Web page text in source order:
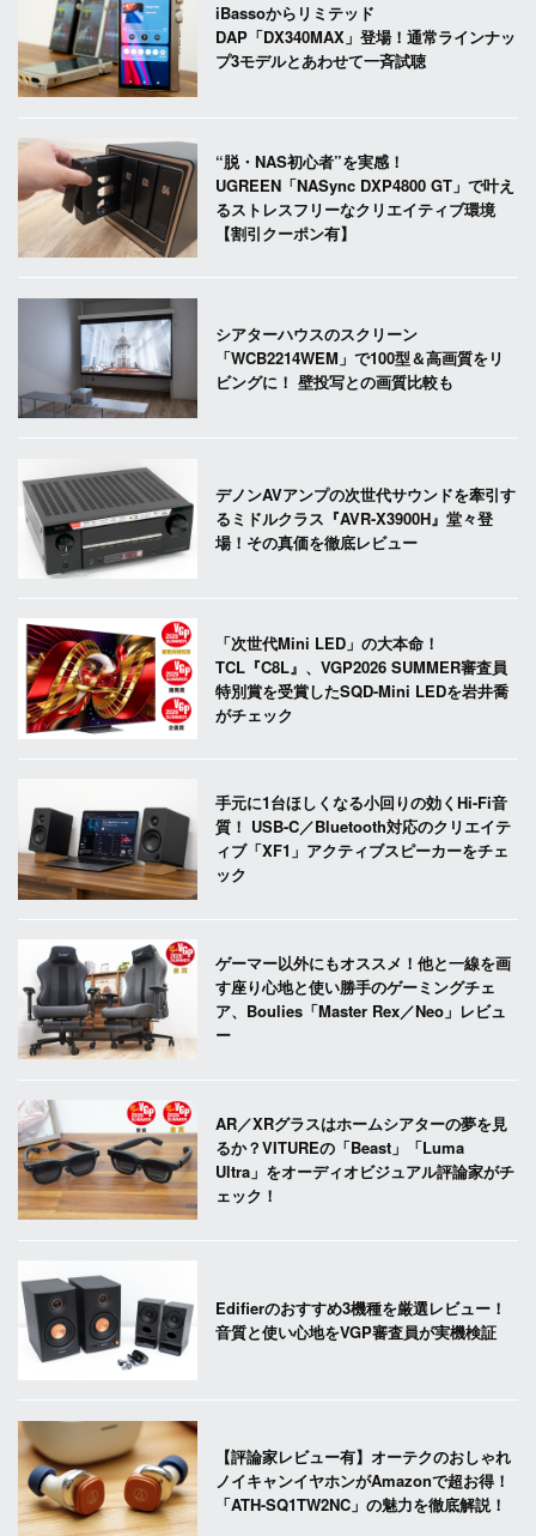
iBassoからリミテッド
DAP「DX340MAX」登場！通常ラインナッ
プ3モデルとあわせて一斉試聴
“脱・NAS初心者”を実感！
UGREEN「NASync DXP4800 GT」で叶え
るストレスフリーなクリエイティブ環境
【割引クーポン有】
シアターハウスのスクリーン
「WCB2214WEM」で100型＆高画質をリ
ビングに！ 壁投写との画質比較も
デノンAVアンプの次世代サウンドを牽引す
るミドルクラス『AVR-X3900H』堂々登
場！その真価を徹底レビュー
「次世代Mini LED」の大本命！
TCL『C8L』、VGP2026 SUMMER審査員
特別賞を受賞したSQD-Mini LEDを岩井喬
がチェック
手元に1台ほしくなる小回りの効くHi-Fi音
質！ USB-C／Bluetooth対応のクリエイテ
ィブ「XF1」アクティブスピーカーをチェ
ック
ゲーマー以外にもオススメ！他と一線を画
す座り心地と使い勝手のゲーミングチェ
ア、Boulies「Master Rex／Neo」レビュ
ー
AR／XRグラスはホームシアターの夢を見
るか？VITUREの「Beast」「Luma
Ultra」をオーディオビジュアル評論家がチ
ェック！
Edifierのおすすめ3機種を厳選レビュー！
音質と使い心地をVGP審査員が実機検証
【評論家レビュー有】オーテクのおしゃれ
ノイキャンイヤホンがAmazonで超お得！
「ATH-SQ1TW2NC」の魅力を徹底解説！